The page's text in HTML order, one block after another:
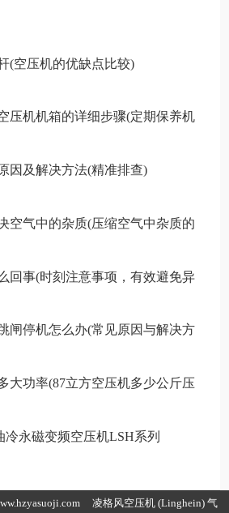
(空压机的优缺点比较)
压机机箱的详细步骤(定期保养机
因及解决方法(精准排查)
空气中的杂质(压缩空气中杂质的
回事(时刻注意事项，有效避免异
闸停机怎么办(常见原因与解决方
大功率(87立方空压机多少公斤压
冷永磁变频空压机LSH系列
凌格风空压机 (Linghein) 气